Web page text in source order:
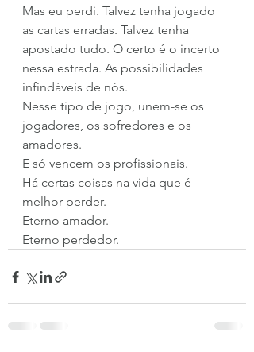
Mas eu perdi. Talvez tenha jogado
as cartas erradas. Talvez tenha
apostado tudo. O certo é o incerto
nessa estrada. As possibilidades
infindáveis de nós.
Nesse tipo de jogo, unem-se os
jogadores, os sofredores e os
amadores.
E só vencem os profissionais.
Há certas coisas na vida que é
melhor perder.
Eterno amador.
Eterno perdedor.